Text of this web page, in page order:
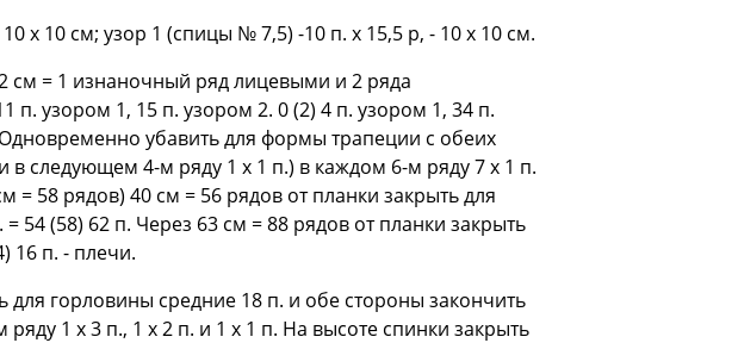
х 10 см; узор 1 (спицы № 7,5) -10 п. х 15,5 р, - 10 х 10 см.
см = 1 изнаночный ряд лицевыми и 2 ряда
узором 1, 15 п. узором 2. 0 (2) 4 п. узором 1, 34 п.
убавить для формы трапеции с обеих
в следующем 4-м ряду 1 х 1 п.) в каждом 6-м ряду 7 x 1 п.
= 58 рядов) 40 см = 56 рядов от планки закрыть для
54 (58) 62 п. Через 63 см = 88 рядов от планки закрыть
16 п. - плечи.
для горловины средние 18 п. и обе стороны закончить
1 х 3 п., 1 х 2 п. и 1 х 1 п. На высоте спинки закрыть